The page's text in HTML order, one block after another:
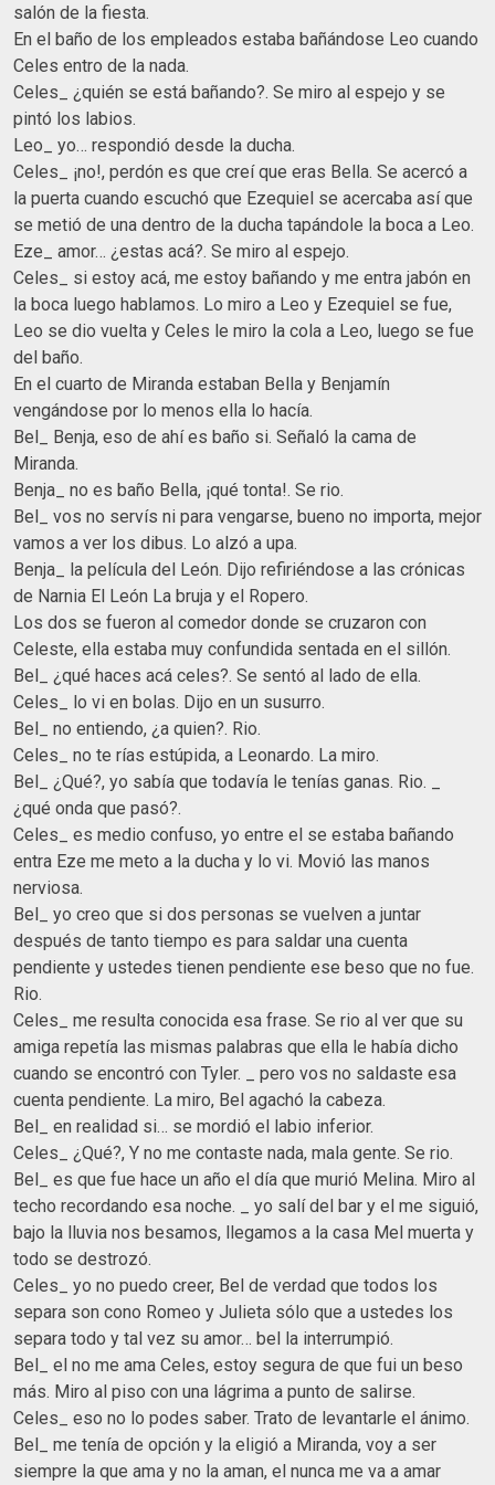
salón de la fiesta.
En el baño de los empleados estaba bañándose Leo cuando
Celes entro de la nada.
Celes_ ¿quién se está bañando?. Se miro al espejo y se
pintó los labios.
Leo_ yo… respondió desde la ducha.
Celes_ ¡no!, perdón es que creí que eras Bella. Se acercó a
la puerta cuando escuchó que Ezequiel se acercaba así que
se metió de una dentro de la ducha tapándole la boca a Leo.
Eze_ amor… ¿estas acá?. Se miro al espejo.
Celes_ si estoy acá, me estoy bañando y me entra jabón en
la boca luego hablamos. Lo miro a Leo y Ezequiel se fue,
Leo se dio vuelta y Celes le miro la cola a Leo, luego se fue
del baño.
En el cuarto de Miranda estaban Bella y Benjamín
vengándose por lo menos ella lo hacía.
Bel_ Benja, eso de ahí es baño si. Señaló la cama de
Miranda.
Benja_ no es baño Bella, ¡qué tonta!. Se rio.
Bel_ vos no servís ni para vengarse, bueno no importa, mejor
vamos a ver los dibus. Lo alzó a upa.
Benja_ la película del León. Dijo refiriéndose a las crónicas
de Narnia El León La bruja y el Ropero.
Los dos se fueron al comedor donde se cruzaron con
Celeste, ella estaba muy confundida sentada en el sillón.
Bel_ ¿qué haces acá celes?. Se sentó al lado de ella.
Celes_ lo vi en bolas. Dijo en un susurro.
Bel_ no entiendo, ¿a quien?. Rio.
Celes_ no te rías estúpida, a Leonardo. La miro.
Bel_ ¿Qué?, yo sabía que todavía le tenías ganas. Rio. _
¿qué onda que pasó?.
Celes_ es medio confuso, yo entre el se estaba bañando
entra Eze me meto a la ducha y lo vi. Movió las manos
nerviosa.
Bel_ yo creo que si dos personas se vuelven a juntar
después de tanto tiempo es para saldar una cuenta
pendiente y ustedes tienen pendiente ese beso que no fue.
Rio.
Celes_ me resulta conocida esa frase. Se rio al ver que su
amiga repetía las mismas palabras que ella le había dicho
cuando se encontró con Tyler. _ pero vos no saldaste esa
cuenta pendiente. La miro, Bel agachó la cabeza.
Bel_ en realidad si… se mordió el labio inferior.
Celes_ ¿Qué?, Y no me contaste nada, mala gente. Se rio.
Bel_ es que fue hace un año el día que murió Melina. Miro al
techo recordando esa noche. _ yo salí del bar y el me siguió,
bajo la lluvia nos besamos, llegamos a la casa Mel muerta y
todo se destrozó.
Celes_ yo no puedo creer, Bel de verdad que todos los
separa son cono Romeo y Julieta sólo que a ustedes los
separa todo y tal vez su amor… bel la interrumpió.
Bel_ el no me ama Celes, estoy segura de que fui un beso
más. Miro al piso con una lágrima a punto de salirse.
Celes_ eso no lo podes saber. Trato de levantarle el ánimo.
Bel_ me tenía de opción y la eligió a Miranda, voy a ser
siempre la que ama y no la aman, el nunca me va a amar